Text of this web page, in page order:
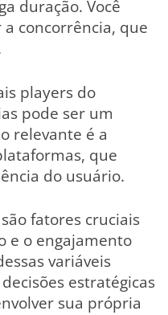
duração. Você
concorrência, que
players do
pode ser um
relevante é a
que
do usuário.
fatores cruciais
e o engajamento
variáveis
estratégicas
sua própria